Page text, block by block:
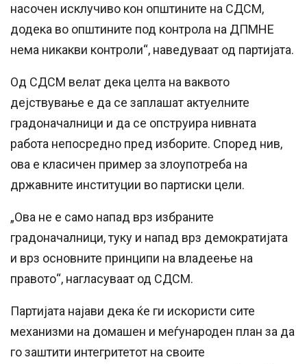
насочен исклучиво кон општините на СДСМ,
додека во општините под контрола на ДПМНЕ
нема никакви контроли“, наведуваат од партијата.
Од СДСМ велат дека целта на ваквото
дејствување е да се заплашат актуелните
градоначалници и да се опструира нивната
работа непосредно пред изборите. Според нив,
ова е класичен пример за злоупотреба на
државните институции во партиски цели.
„Ова не е само напад врз избраните
градоначалници, туку и напад врз демократијата
и врз основните принципи на владеење на
правото“, нагласуваат од СДСМ.
Партијата најави дека ќе ги искористи сите
механизми на домашен и меѓународен план за да
го заштити интегритетот на своите